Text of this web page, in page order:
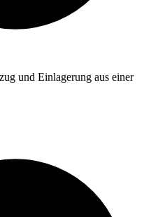
und Einlagerung aus einer